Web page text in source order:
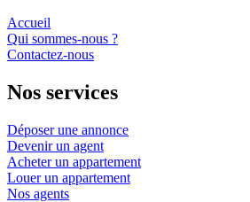
Accueil
Qui sommes-nous ?
Contactez-nous
Nos services
Déposer une annonce
Devenir un agent
Acheter un appartement
Louer un appartement
Nos agents